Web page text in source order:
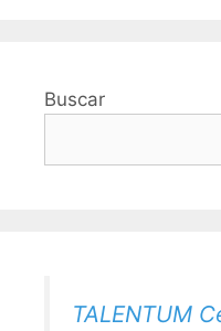
Buscar
TALENTUM